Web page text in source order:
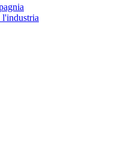
l'industria